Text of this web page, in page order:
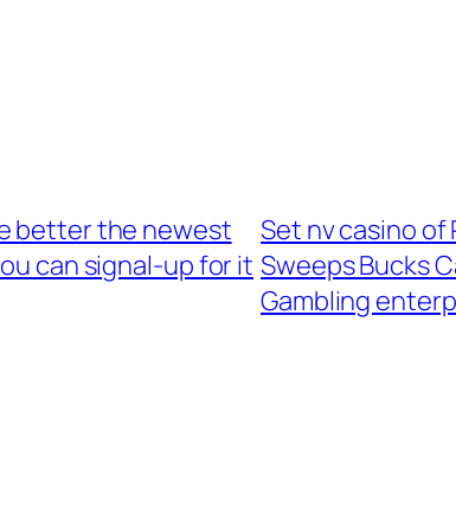
better the newest
can signal-up for it
Set nv casino of
Sweeps Bucks
Gambling